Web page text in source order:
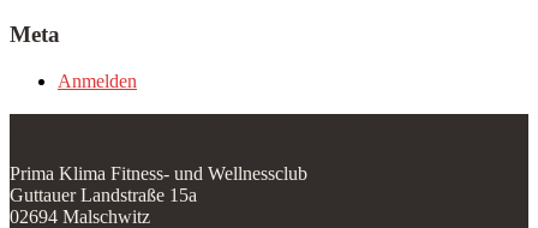
Meta
Anmelden
Prima Klima Fitness- und Wellnessclub
Guttauer Landstraße 15a
02694 Malschwitz